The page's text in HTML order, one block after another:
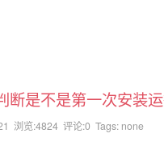
是不是第一次安装运
浏览:4824 评论:0 Tags: none